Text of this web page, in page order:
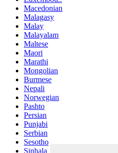
Macedonian
Malagasy
Malay
Malayalam
Maltese
Maori
Marathi
Mongolian
Burmese
Nepali
Norwegian
Pashto
Persian
Punjabi
Serbian
Sesotho
Sinhala